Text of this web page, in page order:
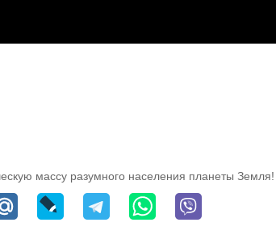
массу разумного населения планеты Земля! .